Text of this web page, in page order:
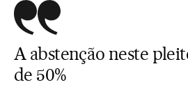
A abstenção neste
de 50%